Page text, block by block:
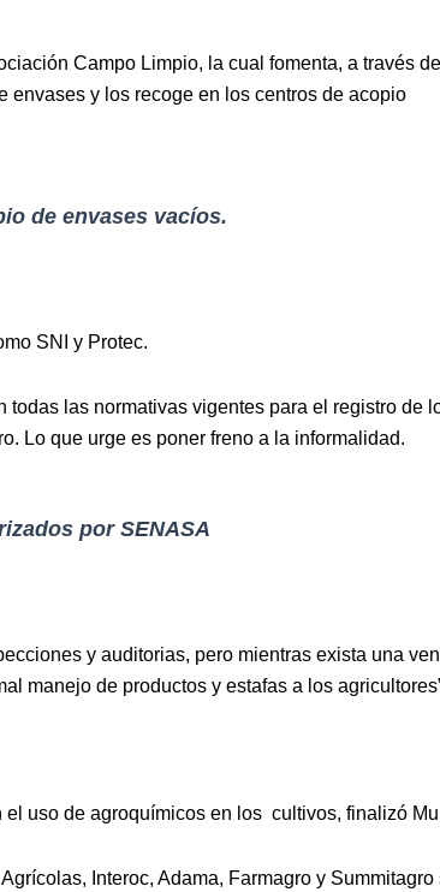
Campo Limpio, la cual fomenta, a través de
y los recoge en los centros de acopio
de envases vacíos.
SNI y Protec.
las normativas vigentes para el registro de
Lo que urge es poner freno a la informalidad.
por SENASA
y auditorias, pero mientras exista una
manejo de productos y estafas a los
uso de agroquímicos en los cultivos, finalizó
Interoc, Adama, Farmagro y Summitagro